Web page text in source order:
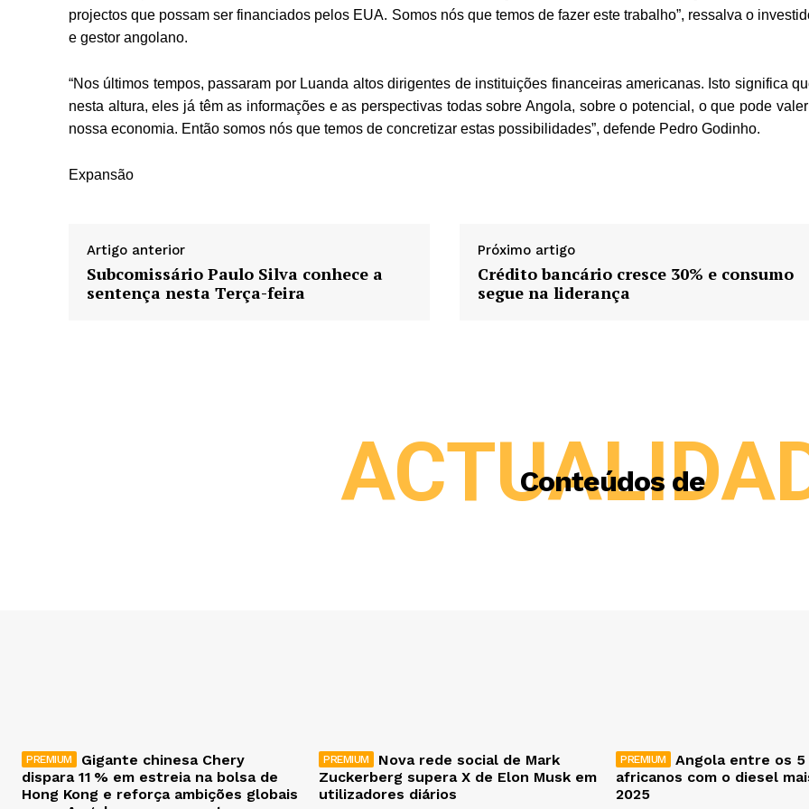
projectos que possam ser financiados pelos EUA. Somos nós que temos de fazer este trabalho”, ressalva o
e gestor angolano.
“Nos últimos tempos, passaram por Luanda altos dirigentes de instituições financeiras americanas. Isto significa
nesta altura, eles já têm as informações e as perspectivas todas sobre Angola, sobre o potencial, o que pode
nossa economia. Então somos nós que temos de concretizar estas possibilidades”, defende Pedro Godinho.
Expansão
Artigo anterior
Subcomissário Paulo Silva conhece a
sentença nesta Terça-feira
Próximo artigo
Crédito bancário cresce 30% e consumo
segue na liderança
Conteúdos de
Gigante chinesa Chery
dispara 11 % em estreia na bolsa de
Hong Kong e reforça ambições globais
Nova rede social de Mark
Zuckerberg supera X de Elon Musk em
utilizadores diários
Angola entre os 5
africanos com o diesel
2025